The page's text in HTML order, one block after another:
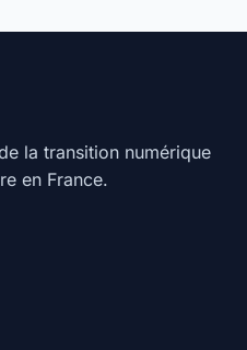
la transition numérique
en France.